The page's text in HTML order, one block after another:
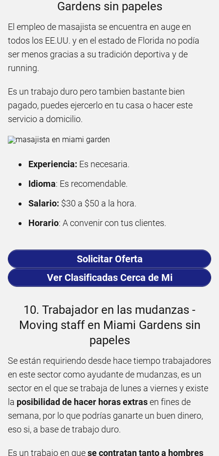
Gardens sin papeles
El empleo de masajista se encuentra en auge en
todos los EE.UU. y en el estado de Florida no podía
ser menos gracias a su tradición deportiva y de
running.
Es un trabajo duro pero tambien bastante bien
pagado, puedes ejercerlo en tu casa o hacer este
servicio a domicilio.
Experiencia: Es necesaria.
Idioma: Es recomendable.
Salario: $30 a $50 a la hora.
Horario: A convenir con tus clientes.
Solicitar Oferta
Ver Clasificadas Cerca de Mi
10. Trabajador en las mudanzas -
Moving staff en Miami Gardens sin
papeles
Se están requiriendo desde hace tiempo trabajadores
en este sector como ayudante de mudanzas, es un
sector en el que se trabaja de lunes a viernes y existe
la posibilidad de hacer horas extrasen fines de
semana, por lo que podrías ganarte un buen dinero,
eso si, a base de trabajo duro.
Es un trabajo en quese contratan tanto a hombres